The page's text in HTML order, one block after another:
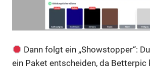
Dann folgt ein „Showstopper“:
ein Paket entscheiden, da